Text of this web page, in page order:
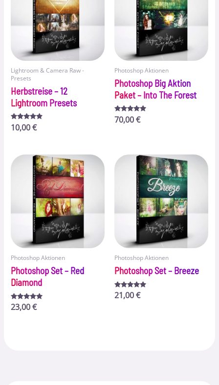
Lightroom & Camera Raw -
Presets
Herbstreise – 12
Lightroom Presets
Bewertet
mit
10,00€
Photoshop Aktionen
Photoshop Big Aktion
Paket – Into The Forest
Bewertet
mit
70,00€
Photoshop Aktionen
Photoshop Set – Red
Diamond
Bewertet
mit
23,00€
Photoshop Aktionen
Photoshop Set – Breeze
Bewertet
mit
21,00€